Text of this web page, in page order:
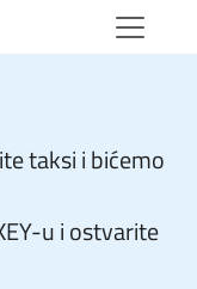
taksi i bićemo
u i ostvarite